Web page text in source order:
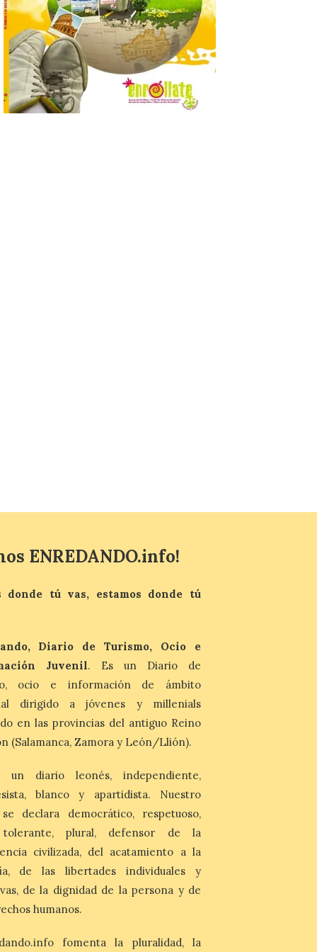
7 Ago 2026
Se trata de un visor web
que permite conocer la
posición exacta del Sol y
así localizar el lugar ideal
para observar el eclipse
solar del 12 de agosto de 2026 sin
obstáculos. El visor es una herramienta a
la […]
El eclipse genera un boom
de reservas hoteleras y
7 Ago 2026
del fenómeno, con el
mayor aumento en
reservas, precios y
antelación de compra. El
auge de la demanda redefine la
planificación: reservas más anticipadas y
Madrid, 7 agosto de […]
ENREDANDO.info!
donde tú vas, estamos donde tú
Diario de Turismo, Ocio e
Juvenil. Es un Diario de
ocio e información de ámbito
dirigido a jóvenes y millenials
en las provincias del antiguo Reino
(Salamanca, Zamora y León/Llión).
un diario leonés, independiente,
blanco y apartidista. Nuestro
declara democrático, respetuoso,
tolerante, plural, defensor de la
civilizada, del acatamiento a la
de las libertades individuales y
de la dignidad de la persona y de
humanos.
fomenta la pluralidad, la